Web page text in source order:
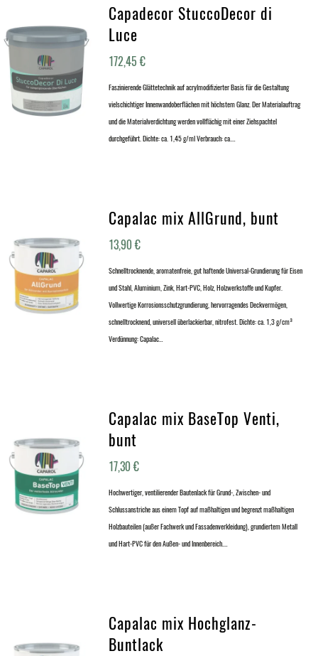
Capadecor StuccoDecor di
Luce
172,45€
Faszinierende Glättetechnik auf acrylmodifizierter Basis für die Gestaltung
vielschichtiger Innenwandoberflächen mit höchstem Glanz. Der Materialauftrag
und die Materialverdichtung werden vollflächig mit einer Ziehspachtel
durchgeführt. Dichte: ca. 1,45 g/ml Verbrauch: ca.…
Capalac mix AllGrund, bunt
13,90€
Schnelltrocknende, aromatenfreie, gut haftende Universal-Grundierung für Eisen
und Stahl, Aluminium, Zink, Hart-PVC, Holz, Holzwerkstoffe und Kupfer.
Vollwertige Korrosionsschutzgrundierung, hervorragendes Deckvermögen,
schnelltrocknend, universell überlackierbar, nitrofest. Dichte: ca. 1,3 g/cm³
Verdünnung: Capalac…
Capalac mix BaseTop Venti,
bunt
17,30€
Hochwertiger, ventilierender Bautenlack für Grund-, Zwischen- und
Schlussanstriche aus einem Topf auf maßhaltigen und begrenzt maßhaltigen
Holzbauteilen (außer Fachwerk und Fassadenverkleidung), grundiertem Metall
und Hart-PVC für den Außen- und Innenbereich.…
Capalac mix Hochglanz-
Buntlack